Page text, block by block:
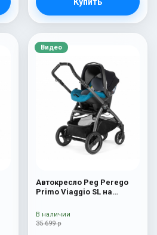
Видео
Автокресло Peg Perego
Primo Viaggio SL на
White/Black) Oceano
35 699 р
В наличии